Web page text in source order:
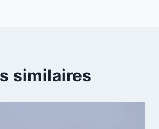
similaires